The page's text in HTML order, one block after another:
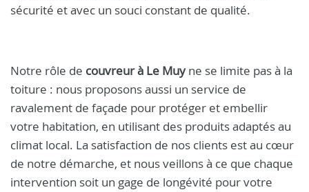
sécurité et avec un souci constant de qualité.
Notre rôle de couvreur à Le Muyne se limite pas à la
toiture : nous proposons aussi un service de
ravalement de façade pour protéger et embellir
votre habitation, en utilisant des produits adaptés au
climat local. La satisfaction de nos clients est au cœur
de notre démarche, et nous veillons à ce que chaque
intervention soit un gage de longévité pour votre